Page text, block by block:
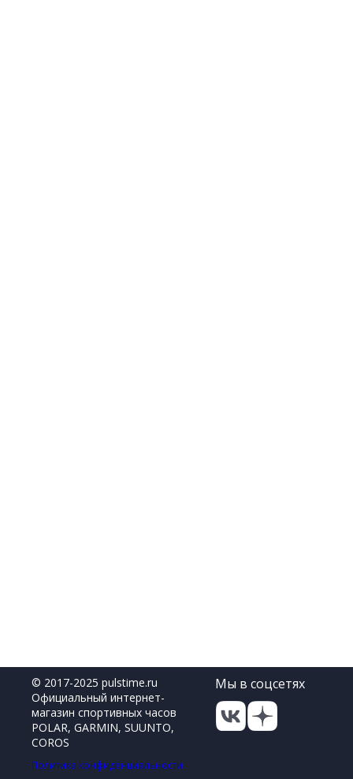
© 2017-2025 pulstime.ru
Официальный интернет-
магазин спортивных часов
POLAR, GARMIN, SUUNTO,
COROS
Политика конфиденциальности
Мы в соцсетях